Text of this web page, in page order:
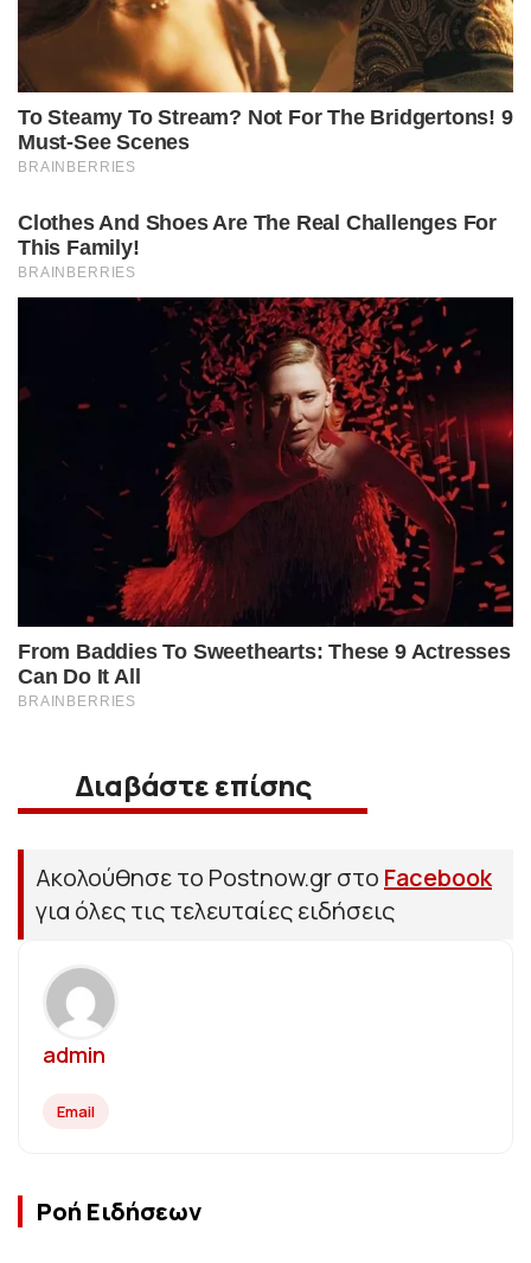
Διαβάστε επίσης
Ακολούθησε το Postnow.gr στο Facebook
για όλες τις τελευταίες ειδήσεις
admin
Email
Ροή Ειδήσεων